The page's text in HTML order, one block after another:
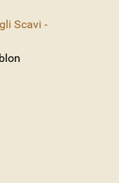
Scavi -